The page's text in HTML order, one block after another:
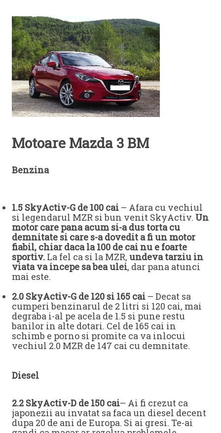
Motoare Mazda 3 BM
Benzina
1.5 SkyActiv-G de 100 cai – Afara cu vechiul
si legendarul MZR si bun venit SkyActiv. Un
motor care pana acum si-a dus torta cu
demnitate si care s-a dovedit a fi un motor
fiabil, chiar daca la 100 de cai nu e foarte
sportiv. La fel ca si la MZR, undeva tarziu in
viata va incepe sa bea ulei, dar pana atunci
mai este.
2.0 SkyActiv-G de 120 si 165 cai – Decat sa
cumperi benzinarul de 2 litri si 120 cai, mai
degraba i-al pe acela de 1.5 si pune restu
banilor in alte dotari. Cel de 165 cai in
schimb e porno si promite ca va inlocui
vechiul 2.0 MZR de 147 cai cu demnitate.
Diesel
2.2 SkyActiv-D de 150 cai– Ai fi crezut ca
japonezii au invatat sa faca un diesel decent
dupa 20 de ani de Europa. Si ai gresi. Te-ai